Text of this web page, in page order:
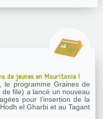
de jeunes en Mauritanie !
le programme Graines de
file) a lancé un nouveau
pour l’insertion de la
el Gharbi et au Tagant